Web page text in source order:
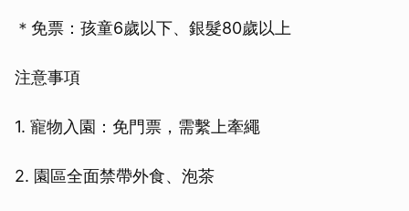
＊免票：孩童6歲以下、銀髮80歲以上
注意事項
1. 寵物入園：免門票，需繫上牽繩
2. 園區全面禁帶外食、泡茶